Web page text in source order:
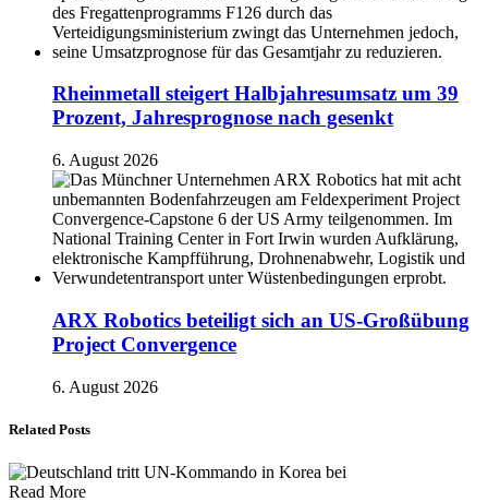
Rheinmetall steigert Halbjahresumsatz um 39
Prozent, Jahresprognose nach gesenkt
6. August 2026
ARX Robotics beteiligt sich an US-Großübung
Project Convergence
6. August 2026
Related Posts
Read More